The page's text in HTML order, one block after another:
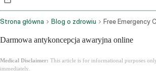
Strona główna Blog o zdrowiu Free Emergency
Darmowa antykoncepcja awaryjna online
Medical Disclaimer: This article is for informational purposes
immediately.